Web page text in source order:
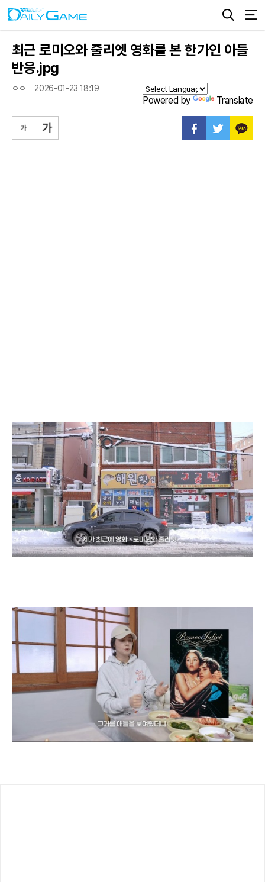
최근 로미오와 줄리엣 영화를 본 한가인 아들
반응.jpg
ㅇㅇ 2026-01-23 18:19
Powered by Translate